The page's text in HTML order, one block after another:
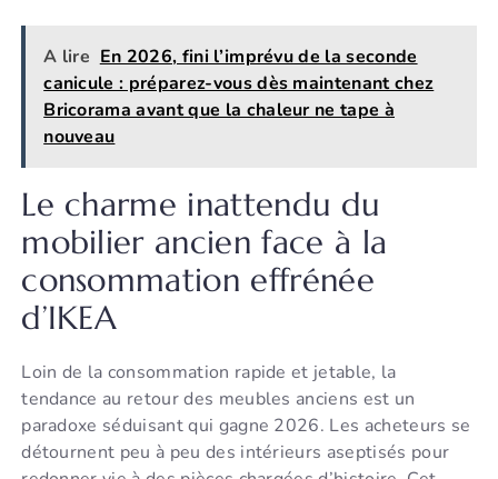
A lire En 2026, fini l’imprévu de la seconde
canicule : préparez-vous dès maintenant chez
Bricorama avant que la chaleur ne tape à
nouveau
Le charme inattendu du
mobilier ancien face à la
consommation effrénée
d’IKEA
Loin de la consommation rapide et jetable, la
tendance au retour des meubles anciens est un
paradoxe séduisant qui gagne 2026. Les acheteurs se
détournent peu à peu des intérieurs aseptisés pour